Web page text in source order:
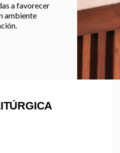
a favorecer
ambiente